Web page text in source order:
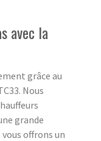
avec la
grâce au
Nous
grande
offrons un